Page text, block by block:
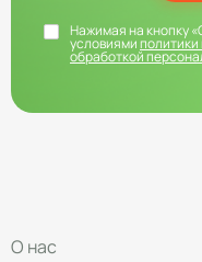
Нажимая на кнопку
условиями
обработкой
О нас